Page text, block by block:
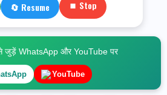
🔄 Resume ⏹ Stop
जुड़ें WhatsApp और YouTube पर
YouTube